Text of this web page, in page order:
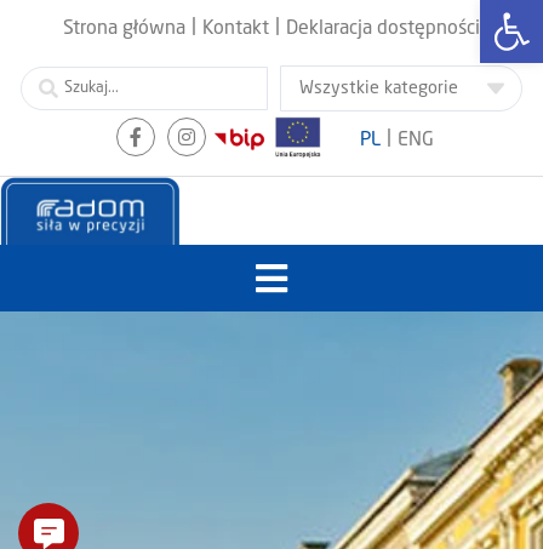
Strona główna Kontakt Deklaracja dostępności
PL ENG